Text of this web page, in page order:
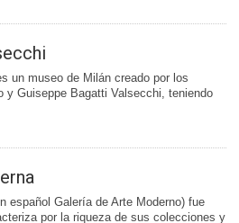
un museo de Milán creado por los
y Guiseppe Bagatti Valsecchi, teniendo
español Galería de Arte Moderno) fue
por la riqueza de sus colecciones y